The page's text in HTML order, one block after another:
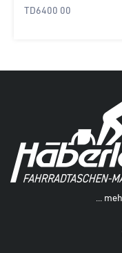
TD6400 00
...